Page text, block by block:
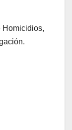
Homicidios,